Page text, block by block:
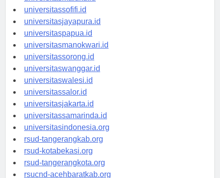
universitasmaluku.id
universitassofifi.id
universitasjayapura.id
universitaspapua.id
universitasmanokwari.id
universitassorong.id
universitaswanggar.id
universitaswalesi.id
universitassalor.id
universitasjakarta.id
universitassamarinda.id
universitasindonesia.org
rsud-tangerangkab.org
rsud-kotabekasi.org
rsud-tangerangkota.org